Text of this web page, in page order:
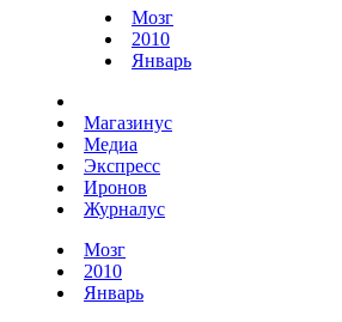
Мозг
2010
Январь
Магазинус
Медиа
Экспресс
Иронов
Журналус
Мозг
2010
Январь